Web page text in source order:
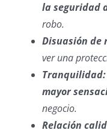
la seguridad
robo.
Disuasión de
ver una
mayor
negocio.
Relación